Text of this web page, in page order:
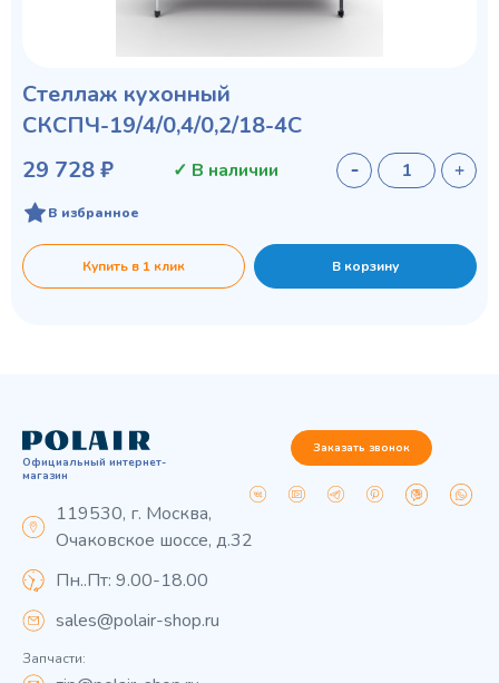
Стеллаж кухонный
СКСПЧ-19/4/0,4/0,2/18-4С
29 728 ₽
✓ В наличии
В избранное
Купить в 1 клик В корзину
Официальный интернет-
магазин
119530, г. Москва,
Очаковское шоссе, д.32
Пн..Пт: 9.00-18.00
sales@polair-shop.ru
Запчасти:
Заказать звонок